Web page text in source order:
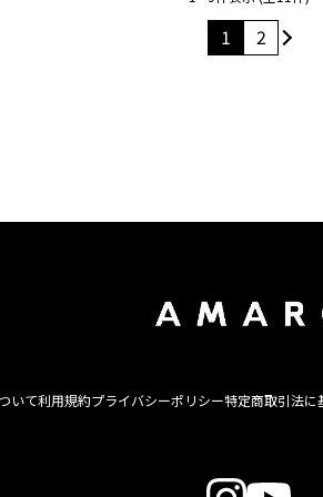
1 2
いて利用規約プライバシーポリシー特定商取引法に